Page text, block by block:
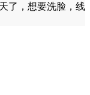
了，想要洗脸，线